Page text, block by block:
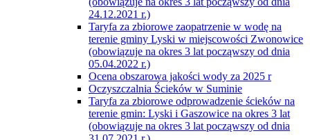
24.12.2021 r.)
Taryfa za zbiorowe zaopatrzenie w wodę na
terenie gminy Lyski w miejscowości Zwonowice
(obowiązuje na okres 3 lat począwszy od dnia
05.04.2022 r.)
Ocena obszarowa jakości wody za 2025 r
Oczyszczalnia Ścieków w Suminie
Taryfa za zbiorowe odprowadzenie ścieków na
terenie gmin: Lyski i Gaszowice na okres 3 lat
(obowiązuje na okres 3 lat począwszy od dnia